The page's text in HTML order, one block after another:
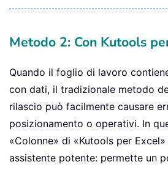
Metodo 2: Con Kutools
Quando il foglio di lavoro
con dati, il tradizionale metodo
rilascio può facilmente causare
posizionamento o operativi. In
«Colonne» di «Kutools per
assistente potente: permette un